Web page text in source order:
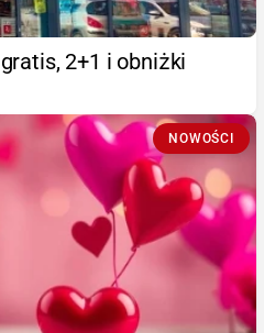
2+1 i obniżki
NOWOŚCI